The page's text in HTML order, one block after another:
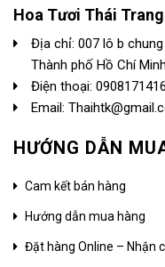
Hoa Tươi Thái Trang
Địa chỉ: 007 lô b
Thành phố Hồ Chí Minh
Điện thoại: 0908171416
Email:
HƯỚNG DẪN
Cam kết bán hàng
Hướng dẫn mua hàng
Đặt hàng Online – Nhận